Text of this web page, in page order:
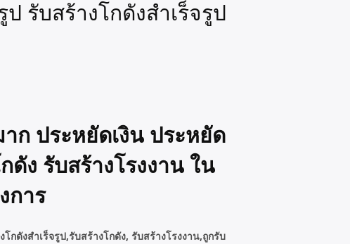
รับสร้างโกดังสำเร็จรูป
ก ประหยัดเงิน ประหยัด
ดัง รับสร้างโรงงาน ใน
การ
กดังสำเร็จรูป,รับสร้างโกดัง, รับสร้างโรงงาน,ถูกรับ